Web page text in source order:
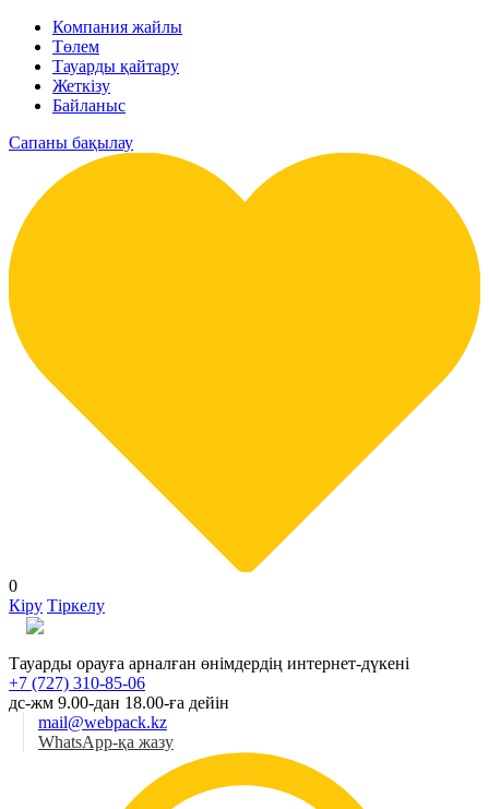
Компания жайлы
Төлем
Тауарды қайтару
Жеткізу
Байланыс
Сапаны бақылау
0
Кіру Тіркелу
Тауарды орауға арналған өнімдердің интернет-дүкені
+7 (727) 310-85-06
дс-жм 9.00-дан 18.00-ға дейін
mail@webpack.kz
WhatsApp-қа жазу